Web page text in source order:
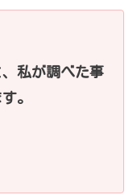
私が調べた事
。